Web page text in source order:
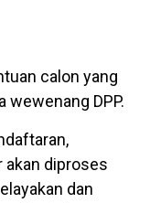
calon yang
wewenang DPP.
akan diproses
dan